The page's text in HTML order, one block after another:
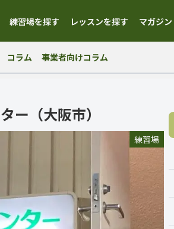
練習場を探す レッスンを探す マガジン
コラム 事業者向けコラム
ー（大阪市）
練習場